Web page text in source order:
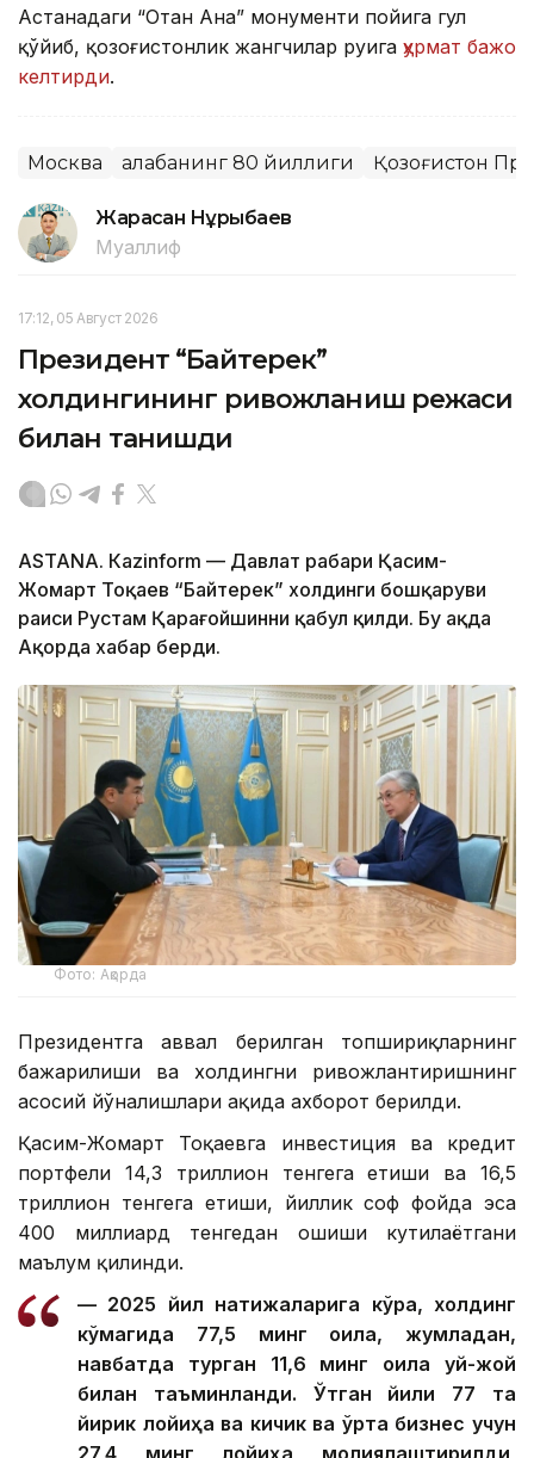
Астанадаги “Отан Ана” монументи пойига гул
қўйиб, қозоғистонлик жангчилар руҳига ҳурмат бажо
келтирди.
Москва Ғалабанинг 80 йиллиги Қозоғистон
Жарасқан Нұрыбаев
Муаллиф
17:12, 05 Август 2026
Президент “Байтерек”
холдингининг ривожланиш режаси
билан танишди
ASTANА. Каzinform — Давлат раҳбари Қасим-
Жомарт Тоқаев “Байтерек” холдинги бошқаруви
раиси Рустам Қарағойшинни қабул қилди. Бу ҳақда
Ақорда хабар берди.
Фото: Ақорда
Президентга аввал берилган топшириқларнинг
бажарилиши ва холдингни ривожлантиришнинг
асосий йўналишлари ҳақида ахборот берилди.
Қасим-Жомарт Тоқаевга инвестиция ва кредит
портфели 14,3 триллион тенгега етиши ва 16,5
триллион тенгега етиши, йиллик соф фойда эса
400 миллиард тенгедан ошиши кутилаётгани
маълум қилинди.
— 2025 йил натижаларига кўра, холдинг
кўмагида 77,5 минг оила, жумладан,
навбатда турган 11,6 минг оила уй-жой
билан таъминланди. Ўтган йили 77 та
йирик лойиҳа ва кичик ва ўрта бизнес учун
27,4 минг лойиҳа молиялаштирилди,